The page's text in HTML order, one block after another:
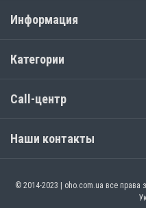
Информация
Категории
Call-центр
Наши контакты
© 2014-2023 | oho.com.ua все